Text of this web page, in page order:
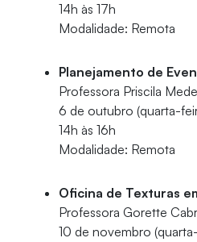
14h às 17h
Modalidade: Remota
Planejamento de
Professora Priscila
6 de outubro (quarta-
14h às 16h
Modalidade: Remota
Oficina de Texturas
Professora Gorette
10 de novembro